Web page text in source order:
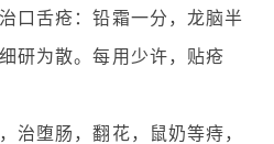
口舌疮：铅霜一分，龙脑半
研为散。每用少许，贴疮
治堕肠，翻花，鼠奶等痔，